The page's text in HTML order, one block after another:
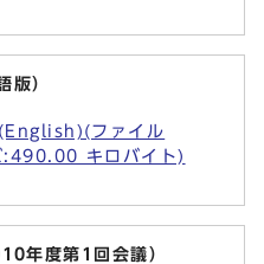
版）
ファイル
キロバイト)
年度第1回会議）